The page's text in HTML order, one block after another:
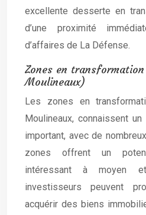
excellente desserte en
d’une proximité
d’affaires de La Défense.
Zones en
Moulineaux)
Les zones en
Moulineaux, connaissent
important, avec de
zones offrent un
intéressant à moyen
investisseurs peuvent
acquérir des biens